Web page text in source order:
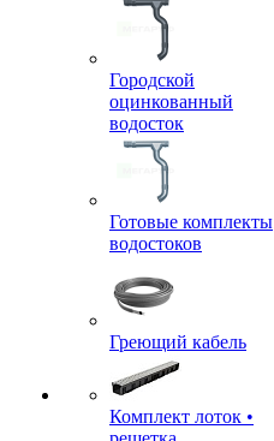
Городской
оцинкованный
водосток
Готовые комплекты
водостоков
Греющий кабель
Комплект лоток •